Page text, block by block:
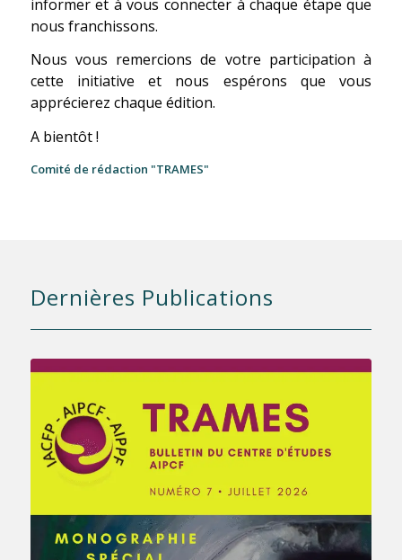
informer et à vous connecter à chaque étape que
nous franchissons.
Nous vous remercions de votre participation à
cette initiative et nous espérons que vous
apprécierez chaque édition.
A bientôt !
Comité de rédaction "TRAMES"
Dernières Publications